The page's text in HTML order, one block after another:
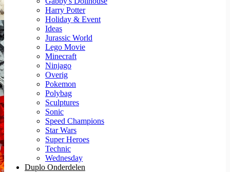
Harry Potter
Holiday & Event
Ideas
Jurassic World
Lego Movie
Minecraft
Ninjago
Overig
Pokemon
Polybag
Sculptures
Sonic
Speed Champions
Star Wars
Super Heroes
Technic
Wednesday
Duplo Onderdelen